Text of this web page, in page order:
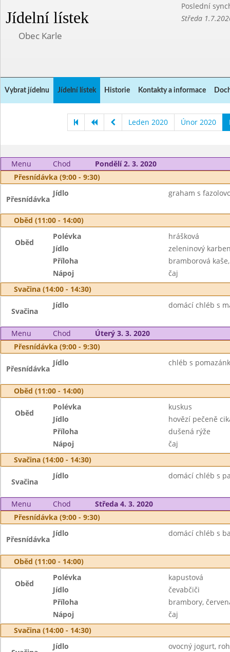
Jídelní lístek
Poslední
Středa
Obec Karle
Vybrat jídelnu Jídelní lístek Historie Kontakty a informace
Leden 2020 Únor 2020
Menu Chod
Pondělí 2. 3. 2020
Přesnídávka (9:00 - 9:30)
Přesnídávka
Jídlo graham s
Oběd (11:00 - 14:00)
Oběd
Polévka
hrášková
Jídlo
zeleninový
Příloha
bramborová
Nápoj
čaj
Svačina (14:00 - 14:30)
Svačina
Jídlo domácí chléb s
Menu Chod
Úterý 3. 3. 2020
Přesnídávka (9:00 - 9:30)
Přesnídávka
Jídlo chléb s
Oběd (11:00 - 14:00)
Oběd
Polévka
kuskus
Jídlo
hovězí pečeně
Příloha
dušená rýže
Nápoj
čaj
Svačina (14:00 - 14:30)
Svačina
Jídlo domácí chléb s
Menu Chod
Středa 4. 3. 2020
Přesnídávka (9:00 - 9:30)
Přesnídávka
Jídlo domácí chléb s
Oběd (11:00 - 14:00)
Oběd
Polévka
kapustová
Jídlo
čevabčiči
Příloha
brambory,
Nápoj
čaj
Svačina (14:00 - 14:30)
Jídlo ovocný jogurt,